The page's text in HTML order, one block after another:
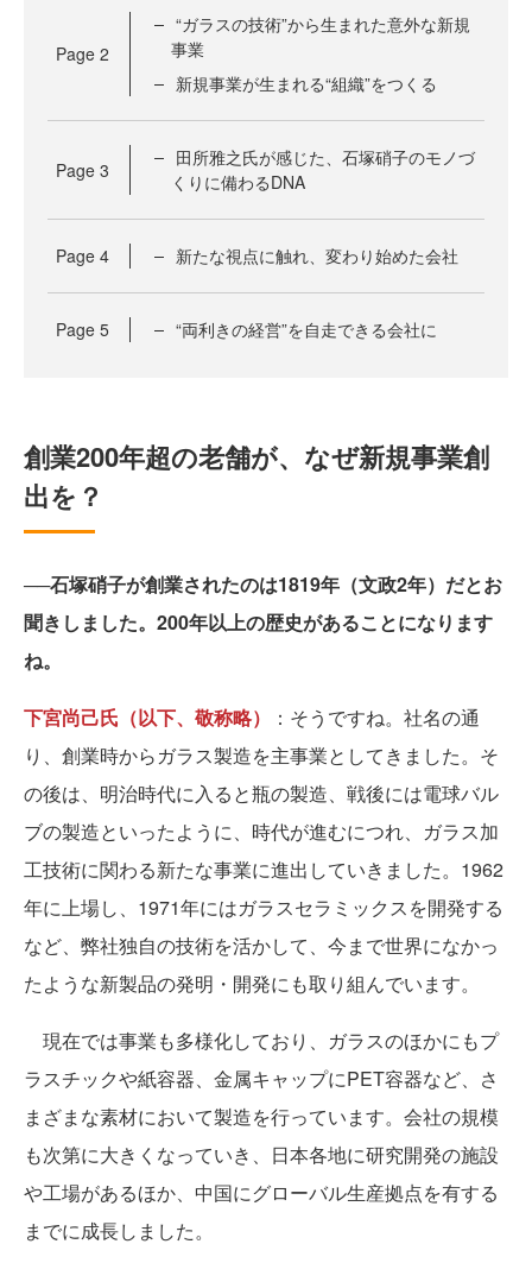
Page 2
“ガラスの技術”から生まれた意外な新規
事業
新規事業が生まれる“組織”をつくる
Page 3
田所雅之氏が感じた、石塚硝子のモノづ
くりに備わるDNA
Page 4 新たな視点に触れ、変わり始めた会社
Page 5 “両利きの経営”を自走できる会社に
創業200年超の老舗が、なぜ新規事業創
出を？
──石塚硝子が創業されたのは1819年（文政2年）だとお
聞きしました。200年以上の歴史があることになります
ね。
下宮尚己氏（以下、敬称略）
：そうですね。社名の通
り、創業時からガラス製造を主事業としてきました。そ
の後は、明治時代に入ると瓶の製造、戦後には電球バル
ブの製造といったように、時代が進むにつれ、ガラス加
工技術に関わる新たな事業に進出していきました。1962
年に上場し、1971年にはガラスセラミックスを開発する
など、弊社独自の技術を活かして、今まで世界になかっ
たような新製品の発明・開発にも取り組んでいます。
現在では事業も多様化しており、ガラスのほかにもプ
ラスチックや紙容器、金属キャップにPET容器など、さ
まざまな素材において製造を行っています。会社の規模
も次第に大きくなっていき、日本各地に研究開発の施設
や工場があるほか、中国にグローバル生産拠点を有する
までに成長しました。